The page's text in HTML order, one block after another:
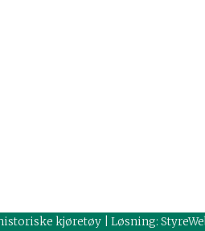
kjøretøy | Løsning: